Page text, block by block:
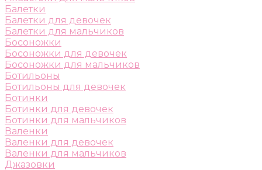
Балетки
Балетки для девочек
Балетки для мальчиков
Босоножки
Босоножки для девочек
Босоножки для мальчиков
Ботильоны
Ботильоны для девочек
Ботинки
Ботинки для девочек
Ботинки для мальчиков
Валенки
Валенки для девочек
Валенки для мальчиков
Джазовки